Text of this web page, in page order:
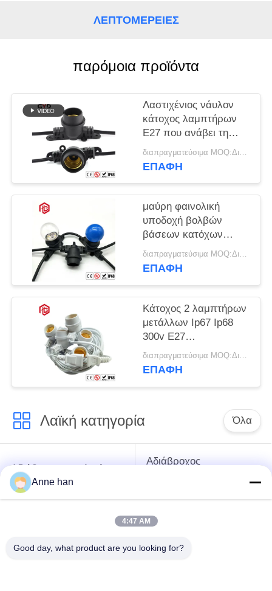
ΛΕΠΤΟΜΈΡΕΙΕΣ
παρόμοια προϊόντα
Λαστιχένιος νάυλον
κάτοχος λαμπτήρων
E27 που ανάβει τη
μαύρη πλαστική
υποδοχή δύναμης
διαπραγματεύσιμα MOQ:Διαπραγματεύσιμος
ΕΠΑΦΉ
μαύρη φαινολική
υποδοχή βολβών
βάσεων κατόχων
λαμπτήρων PVC E27
250W 250V
διαπραγματεύσιμα MOQ:Διαπραγματεύσιμος
ΕΠΑΦΉ
Κάτοχος 2 λαμπτήρων
μετάλλων Ip67 Ip68
300v E27
συναρμολογήσεις
στάσεων λαμπτήρων
διαπραγματεύσιμα MOQ:Διαπραγματεύσιμος
ΕΠΑΦΉ
Λαϊκή κατηγορία Όλα
Αδιάβροχος κυκλικός
συνδετήρας
Αδιάβροχος
στοιχείων
λαμπτήρων
Anne han
4:47 AM
Good day, what product are you looking for?